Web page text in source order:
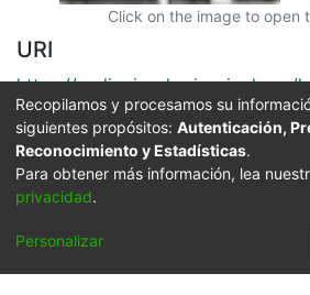
Click on the image to open
URI
https://audiovisuales.icesi.edu.co/
1409
Collections
FFDO - Cali - Patrimonial
Full item page
Recopilamos y procesamos su
siguientes propósitos: Autenticación,
Reconocimiento y Estadísticas.
Para obtener más información, lea
privacidad.
Personalizar